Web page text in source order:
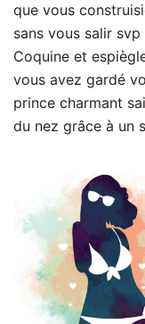
que vous
sans vous salir svp
Coquine et
vous avez gardé
prince charmant
du nez grâce à un